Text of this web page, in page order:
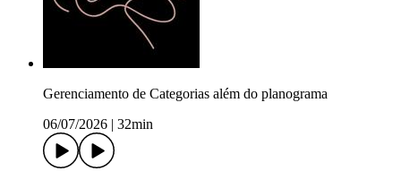
Gerenciamento de Categorias além do planograma
06/07/2026
32min